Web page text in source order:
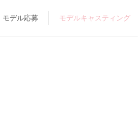
モデル応募 モデルキャスティング